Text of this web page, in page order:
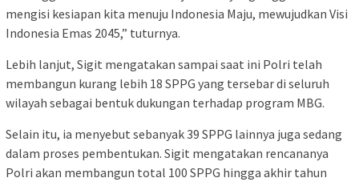
mengisi kesiapan kita menuju Indonesia Maju, mewujudkan Visi
Indonesia Emas 2045,” tuturnya.
Lebih lanjut, Sigit mengatakan sampai saat ini Polri telah
membangun kurang lebih 18 SPPG yang tersebar di seluruh
wilayah sebagai bentuk dukungan terhadap program MBG.
Selain itu, ia menyebut sebanyak 39 SPPG lainnya juga sedang
dalam proses pembentukan. Sigit mengatakan rencananya
Polri akan membangun total 100 SPPG hingga akhir tahun